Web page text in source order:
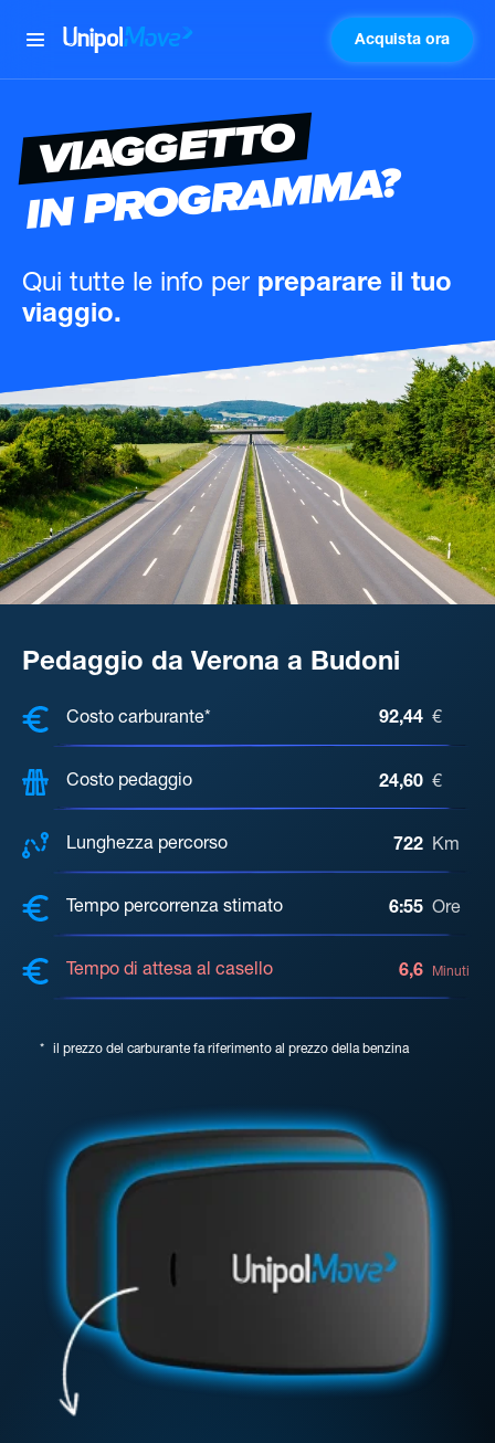
UnipolMove Acquista ora
VIAGGETTO
IN PROGRAMMA?
Qui tutte le info per preparare il tuo
viaggio.
Pedaggio da Verona a Budoni
COSTI, DISTANZA, TEMPO DI
Costo carburante* 92,44 €
Costo pedaggio 24,60 €
Lunghezza percorso 722 Km
Tempo percorrenza stimato 6:55 Ore
Tempo di attesa al casello 6,6 Minuti
* il prezzo del carburante fa riferimento al prezzo della benzina